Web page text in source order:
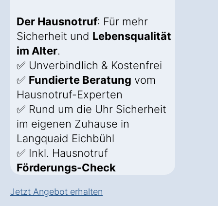
Der Hausnotruf: Für mehr
Sicherheit und Lebensqualität
im Alter.
✅ Unverbindlich & Kostenfrei
✅ Fundierte Beratung vom
Hausnotruf-Experten
✅ Rund um die Uhr Sicherheit
im eigenen Zuhause in
Langquaid Eichbühl
✅ Inkl. Hausnotruf
Förderungs-Check
Jetzt Angebot erhalten